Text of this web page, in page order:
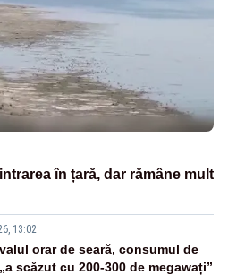
în țară, dar rămâne mult
13:02
orar de seară, consumul de
scăzut cu 200-300 de megawați”